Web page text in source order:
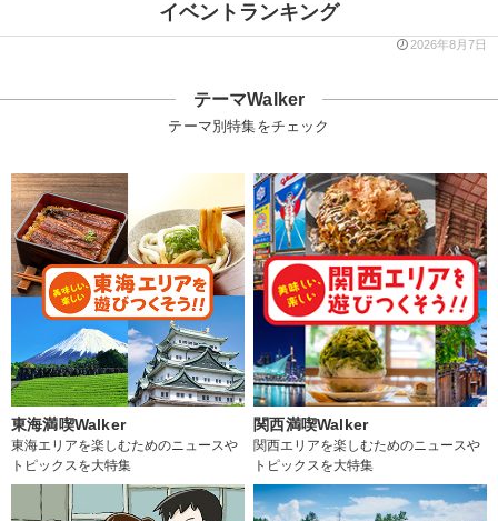
イベントランキング
2026年8月7日
テーマWalker
テーマ別特集をチェック
東海満喫Walker
東海エリアを楽しむためのニュースや
トピックスを大特集
関西満喫Walker
関西エリアを楽しむためのニュースや
トピックスを大特集